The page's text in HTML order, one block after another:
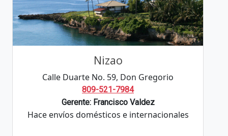
Nizao
Calle Duarte No. 59, Don Gregorio
809-521-7984
Gerente: Francisco Valdez
Hace envíos domésticos e internacionales